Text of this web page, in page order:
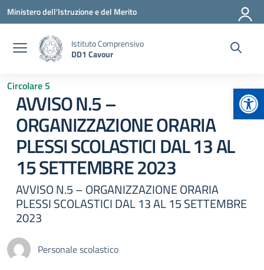
Vai ai contenuti
Vai al menu di navigazione
Vai al footer
Ministero dell'Istruzione e del Merito
Istituto Comprensivo
DD1 Cavour
Circolare 5
AVVISO N.5 –
ORGANIZZAZIONE ORARIA
PLESSI SCOLASTICI DAL 13 AL
15 SETTEMBRE 2023
AVVISO N.5 – ORGANIZZAZIONE ORARIA
PLESSI SCOLASTICI DAL 13 AL 15 SETTEMBRE
2023
Personale scolastico